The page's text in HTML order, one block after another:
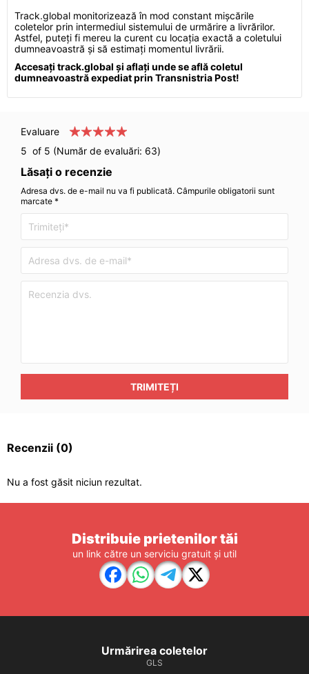
Track.global monitorizează în mod constant mișcările
coletelor prin intermediul sistemului de urmărire a livrărilor.
Astfel, puteți fi mereu la curent cu locația exactă a coletului
dumneavoastră și să estimați momentul livrării.
Accesați track.global și aflați unde se află coletul
dumneavoastră expediat prin Transnistria Post!
Evaluare
5 of 5 (Număr de evaluări: 63)
Lăsați o recenzie
Adresa dvs. de e-mail nu va fi publicată. Câmpurile obligatorii sunt
marcate *
TRIMITEȚI
Recenzii (0)
Nu a fost găsit niciun rezultat.
Distribuie prietenilor tăi
un link către un serviciu gratuit și util
Urmărirea coletelor
GLS